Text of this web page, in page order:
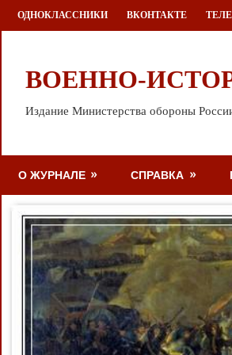
Перейти
к
ОДНОКЛАССНИКИ ВКОНТАКТЕ
ВОЕННО-
Издание Министерства обороны
О ЖУРНАЛЕ СПРАВКА